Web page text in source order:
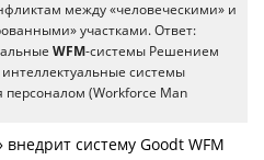
между «человеческими» и
участками. Ответ:
WFM-системы Решением
интеллектуальные системы
персоналом (Workforce Man
внедрит систему Goodt WFM